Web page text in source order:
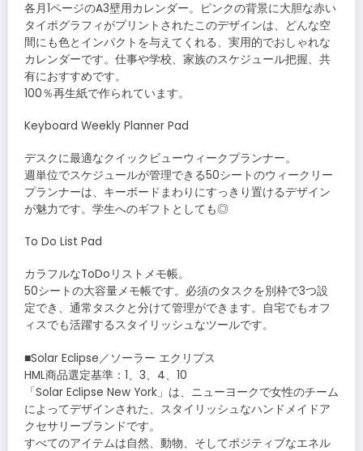
各月1ページのA3壁用カレンダー。ピンクの背景に大胆な赤い
タイポグラフィがプリントされたこのデザインは、どんな空
間にも色とインパクトを与えてくれる、実用的でおしゃれな
カレンダーです。仕事や学校、家族のスケジュール把握、共
有におすすめです。
100％再生紙で作られています。
Keyboard Weekly Planner Pad
デスクに最適なクイックビューウィークプランナー。
週単位でスケジュールが管理できる50シートのウィークリー
プランナーは、キーボードまわりにすっきり置けるデザイン
が魅力です。学生へのギフトとしても◎
To Do List Pad
カラフルなToDoリストメモ帳。
50シートの大容量メモ帳です。必須のタスクを別枠で3つ設
定でき、通常タスクと分けて管理ができます。自宅でもオフ
ィスでも活躍するスタイリッシュなツールです。
■Solar Eclipse／ソーラー エクリプス
HML商品選定基準：1、3、4、10
「Solar Eclipse New York」は、ニューヨークで女性のチーム
によってデザインされた、スタイリッシュなハンドメイドア
クセサリーブランドです。
すべてのアイテムは自然、動物、そしてポジティブなエネル